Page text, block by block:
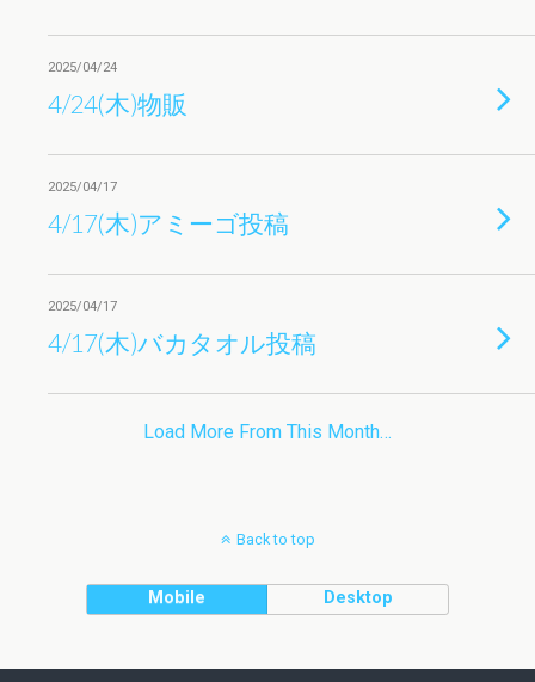
2025/04/24
4/24(木)物販
2025/04/17
4/17(木)アミーゴ投稿
2025/04/17
4/17(木)バカタオル投稿
Load More From This Month…
Back to top
Mobile Desktop